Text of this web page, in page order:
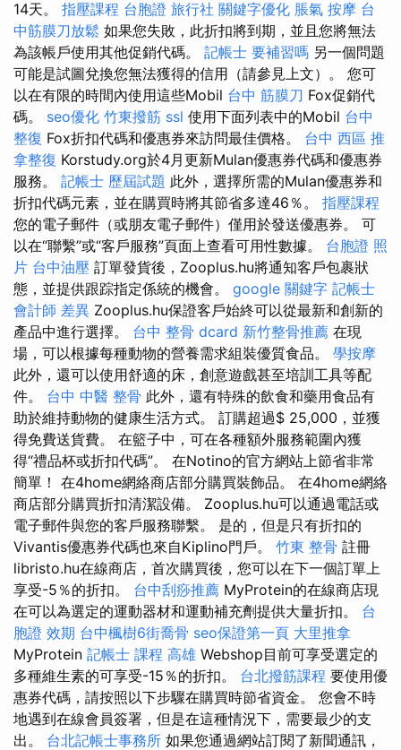
14天。 指壓課程 台胞證 旅行社 關鍵字優化 脹氣 按摩 台
中筋膜刀放鬆 如果您失敗，此折扣將到期，並且您將無法
為該帳戶使用其他促銷代碼。 記帳士 要補習嗎 另一個問題
可能是試圖兌換您無法獲得的信用（請參見上文）。 您可
以在有限的時間內使用這些Mobil 台中 筋膜刀 Fox促銷代
碼。 seo優化 竹東撥筋 ssl 使用下面列表中的Mobil 台中
整復 Fox折扣代碼和優惠券來訪問最佳價格。 台中 西區 推
拿整復 Korstudy.org於4月更新Mulan優惠券代碼和優惠券
服務。 記帳士 歷屆試題 此外，選擇所需的Mulan優惠券和
折扣代碼元素，並在購買時將其節省多達46％。 指壓課程
您的電子郵件（或朋友電子郵件）僅用於發送優惠券。 可
以在“聯繫”或“客戶服務”頁面上查看可用性數據。 台胞證 照
片 台中油壓 訂單發貨後，Zooplus.hu將通知客戶包裹狀
態，並提供跟踪指定係統的機會。 google 關鍵字 記帳士
會計師 差異 Zooplus.hu保證客戶始終可以從最新和創新的
產品中進行選擇。 台中 整骨 dcard 新竹整骨推薦 在現
場，可以根據每種動物的營養需求組裝優質食品。 學按摩
此外，還可以使用舒適的床，創意遊戲甚至培訓工具等配
件。 台中 中醫 整骨 此外，還有特殊的飲食和藥用食品有
助於維持動物的健康生活方式。 訂購超過$ 25,000，並獲
得免費送貨費。 在籃子中，可在各種額外服務範圍內獲
得“禮品杯或折扣代碼”。 在Notino的官方網站上節省非常
簡單！ 在4home網絡商店部分購買裝飾品。 在4home網絡
商店部分購買折扣清潔設備。 Zooplus.hu可以通過電話或
電子郵件與您的客戶服務聯繫。 是的，但是只有折扣的
Vivantis優惠券代碼也來自Kiplino門戶。 竹東 整骨 註冊
libristo.hu在線商店，首次購買後，您可以在下一個訂單上
享受-5％的折扣。 台中刮痧推薦 MyProtein的在線商店現
在可以為選定的運動器材和運動補充劑提供大量折扣。 台
胞證 效期 台中楓樹6街喬骨 seo保證第一頁 大里推拿
MyProtein 記帳士 課程 高雄 Webshop目前可享受選定的
多種維生素的可享受-15％的折扣。 台北撥筋課程 要使用優
惠券代碼，請按照以下步驟在購買時節省資金。 您會不時
地遇到在線會員簽署，但是在這種情況下，需要最少的支
出。 台北記帳士事務所 如果您通過網站訂閱了新聞通訊，